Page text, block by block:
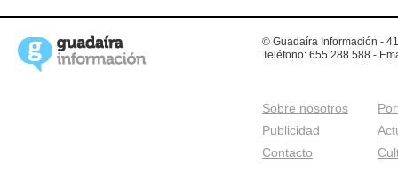
© Guadaíra Información -
Teléfono: 655 288 588 -
Sobre nosotros
Publicidad
Contacto